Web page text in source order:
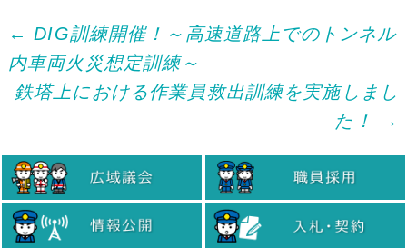
Post
navigation
← DIG訓練開催！～高速道路上でのトンネル
内車両火災想定訓練～
鉄塔上における作業員救出訓練を実施しまし
た！
→